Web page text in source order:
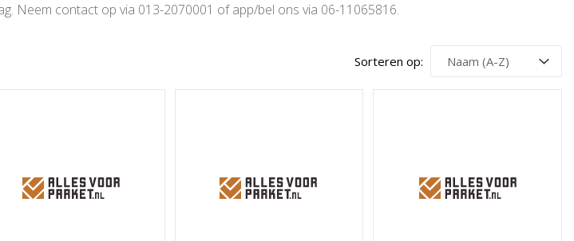
Neem contact op via 013-2070001 of app/bel ons via 06-11065816.
Sorteren op: